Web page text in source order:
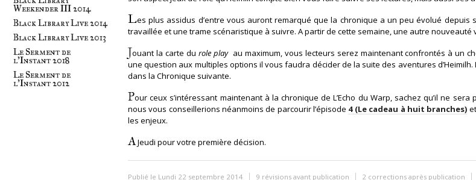
Weekender III 2014
Black Library Live 2014
Black Library Live 2013
Le Serment de
l'Instant 2018
Le Serment de
l'Instant 2012
Les plus assidus d’entre vous auront remarqué que la chronique a un peu évolué
travaillée et une trame scénaristique à suivre. A partir de cette semaine, une autre nouveauté
Jouant la carte du role play au maximum, vous lecteurs serez maintenant confrontés à un
une question aux multiples options il vous faudra décider de la suite des aventures
dans la Chronique suivante.
Pour ceux s’intéressant maintenant à la chronique de L’Echo du Warp, sachez qu’il ne
nous vous conseillerions néanmoins de parcourir l’épisode 4 (Le cadeau à huit branches) et
les enjeux.
AJeudi pour votre première décision.
Publié le Lundi 22 septembre 2014 9 révisions avant publication 2 corrections après publication